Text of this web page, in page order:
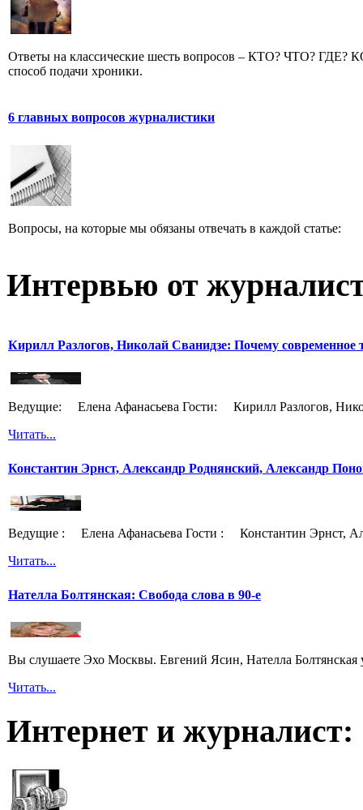
Ответы на классические шесть вопросов – КТО? ЧТО?
способ подачи хроники.
6 главных вопросов журналистики
Вопросы, на которые мы обязаны отвечать в каждой статье:
Интервью от
Кирилл Разлогов, Николай Сванидзе: Почему современное
Ведущие: Елена Афанасьева Гости: Кирилл Разлогов,
Читать...
Константин Эрнст, Александр Роднянский, Александр
Ведущие : Елена Афанасьева Гости : Константин Эрнст,
Читать...
Нателла Болтянская: Свобода слова в 90-е
Вы слушаете Эхо Москвы. Евгений Ясин, Нателла Болтянская
Читать...
Интернет и журналист: